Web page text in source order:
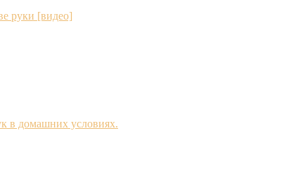
руки [видео]
в домашних условиях.